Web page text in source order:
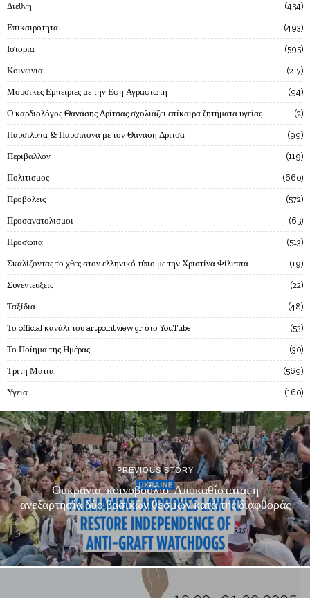
Διεθνη 454
Επικαιροτητα 493
Ιστορία 595
Κοινωνια 217
Μουσικες Εμπειριες με την Εφη Αγραφιωτη 94
Ο καρδιολόγος Θανάσης Δρίτσας σχολιάζει επίκαιρα ζητήματα υγείας 2
Παυσιλυπα & Παυσιπονα με τον Θαναση Δριτσα 99
Περιβαλλον 119
Πολιτισμος 660
Προβολεις 572
Προσανατολισμοι 65
Προσωπα 513
Σκαλίζοντας το χθες στον ελληνικό τύπο με την Χριστίνα Φίλιππα 19
Συνεντευξεις 22
Ταξίδια 48
Το official κανάλι του artpointview.gr στο YouTube 53
Το Ποίημα της Ημέρας 30
Τριτη Ματια 569
Υγεια 160
PREVIOUS STORY
Ουκρανία, κοινοβούλιο: Αποκαθίσταται η
ανεξαρτησία δύο βασικών θεσμών κατά της διαφθοράς